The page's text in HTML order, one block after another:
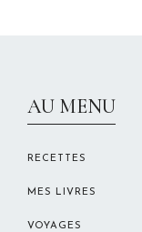
AU MENU
RECETTES
MES LIVRES
VOYAGES